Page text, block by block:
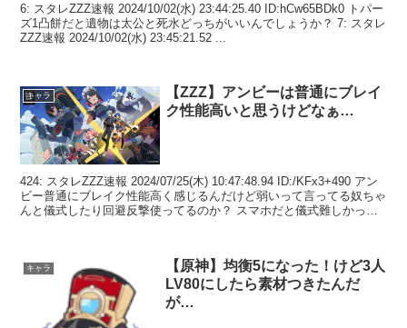
6: スタレZZZ速報 2024/10/02(水) 23:44:25.40 ID:hCw65BDk0 トパー
ズ1凸餅だと遺物は太公と死水どっちがいいんでしょうか？ 7: スタレ
ZZZ速報 2024/10/02(水) 23:45:21.52 ...
キャラ
【ZZZ】アンビーは普通にブレイ
ク性能高いと思うけどなぁ…
424: スタレZZZ速報 2024/07/25(木) 10:47:48.94 ID:/KFx3+490 アン
ビー普通にブレイク性能高く感じるんだけど弱いって言ってる奴ちゃ
んと儀式したり回避反撃使ってるのか？ スマホだと儀式難しかった
キャラ
【原神】均衡5になった！けど3人
LV80にしたら素材つきたんだ
が…